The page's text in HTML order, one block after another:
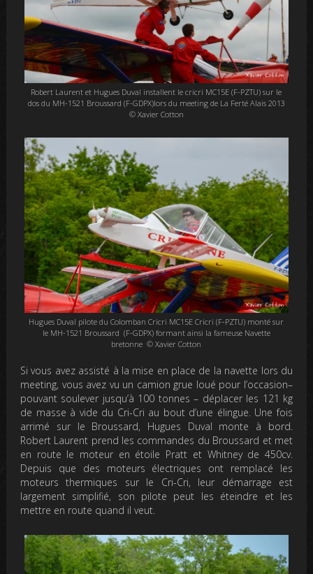
Robert Laurent et Hugues Duval installent le cricri MC15E (F-PZTU) sur le
dos du MH-1521 Broussard (F-GDPX)lors du meeting de La Ferté Alais 2013
© Xavier Cotton
Hugues Duval pilote du Colomban Cricri MC15E Cricri (F-PZTU) monté sur
le MH-1521 Broussard (F-GDPX) formant ainsi la fameuse Navette
bretonne © Xavier Cotton
Si vous avez assisté à la mise en place de la navette lors du
meeting, vous avez vu un camion grue loué pour l’occasion–
pouvant soulever jusqu’à 100 tonnes – déplacer les 121 kg
de masse à vide du Cri-Cri au bout d’une élingue. Une fois
arrimé sur le Broussard, Hugues Duval monte à bord.
Robert Laurent prend les commandes du Broussard et met
en route le moteur en étoile Pratt et Whitney de 450cv.
Depuis que des moteurs électriques ont remplacé les
moteurs thermiques sur le Cri-Cri, leur démarrage est
largement simplifié, son pilote peut les éteindre et les
mettre en route quand il veut.